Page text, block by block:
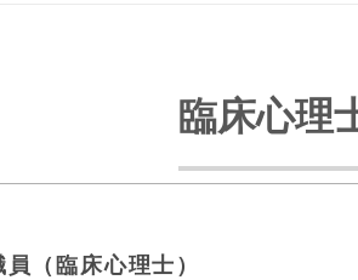
臨床心理
（臨床心理士）